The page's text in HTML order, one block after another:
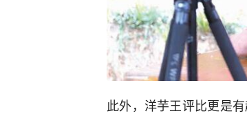
此外，洋芋王评比更是